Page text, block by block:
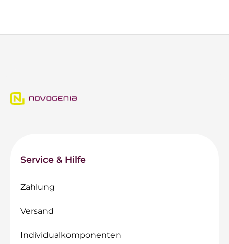
Service & Hilfe
Zahlung
Versand
Individualkomponenten